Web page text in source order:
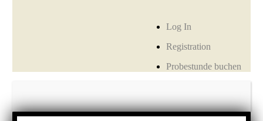
Log In
Registration
Probestunde buchen